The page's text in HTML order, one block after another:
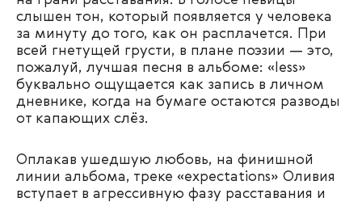
слышен тон, который появляется у человека
за минуту до того, как он расплачется. При
всей гнетущей грусти, в плане поэзии — это,
пожалуй, лучшая песня в альбоме: «less»
буквально ощущается как запись в личном
дневнике, когда на бумаге остаются разводы
от капающих слёз.
Оплакав ушедшую любовь, на финишной
линии альбома, треке «expectations» Оливия
вступает в агрессивную фазу расставания и